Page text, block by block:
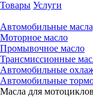
Товары Услуги
Автомобильные
Моторное масло
Промывочное масло
Трансмиссионные
Автомобильные
Автомобильные
Масла для